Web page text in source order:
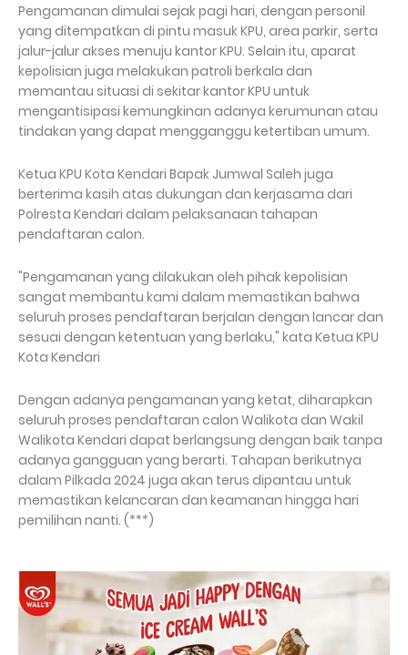
Pengamanan dimulai sejak pagi hari, dengan personil
yang ditempatkan di pintu masuk KPU, area parkir, serta
jalur-jalur akses menuju kantor KPU. Selain itu, aparat
kepolisian juga melakukan patroli berkala dan
memantau situasi di sekitar kantor KPU untuk
mengantisipasi kemungkinan adanya kerumunan atau
tindakan yang dapat mengganggu ketertiban umum.
Ketua KPU Kota Kendari Bapak Jumwal Saleh juga
berterima kasih atas dukungan dan kerjasama dari
Polresta Kendari dalam pelaksanaan tahapan
pendaftaran calon.
"Pengamanan yang dilakukan oleh pihak kepolisian
sangat membantu kami dalam memastikan bahwa
seluruh proses pendaftaran berjalan dengan lancar dan
sesuai dengan ketentuan yang berlaku," kata Ketua KPU
Kota Kendari
Dengan adanya pengamanan yang ketat, diharapkan
seluruh proses pendaftaran calon Walikota dan Wakil
Walikota Kendari dapat berlangsung dengan baik tanpa
adanya gangguan yang berarti. Tahapan berikutnya
dalam Pilkada 2024 juga akan terus dipantau untuk
memastikan kelancaran dan keamanan hingga hari
pemilihan nanti. (***)